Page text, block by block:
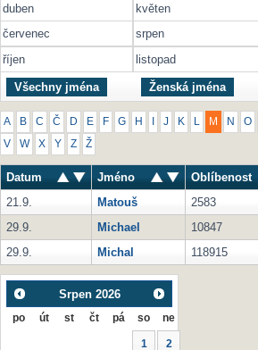
duben
květen
červenec
srpen
říjen
listopad
Všechny jména Ženská jména
A B C Č D E F G H J K M N O
V W X Y Z Ž
Datum Jméno Oblíbenost
21.9.
Matouš 2583
29.9.
Michael 10847
29.9.
Michal 118915
Srpen 2026
po út st čt pá so ne
1 2